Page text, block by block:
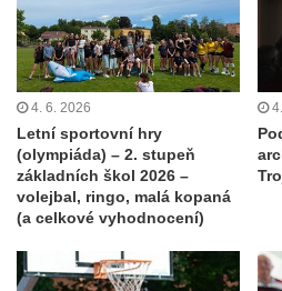
4. 6. 2026
Letní sportovní hry
(olympiáda) – 2. stupeň
základních škol 2026 –
volejbal, ringo, malá kopaná
(a celkové vyhodnocení)